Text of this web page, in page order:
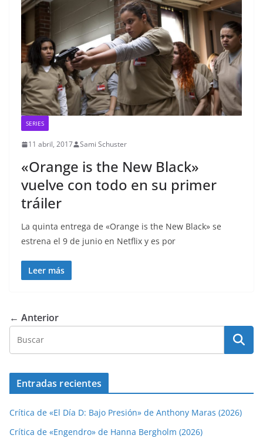
SERIES
11 abril, 2017 Sami Schuster
«Orange is the New Black»
vuelve con todo en su primer
tráiler
La quinta entrega de «Orange is the New Black» se
estrena el 9 de junio en Netflix y es por
Leer más
← Anterior
Entradas recientes
Crítica de «El Día D: Bajo Presión» de Anthony Maras (2026)
Crítica de «Engendro» de Hanna Bergholm (2026)